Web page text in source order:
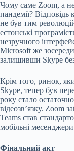
Чому саме Zoom, а
пандемії?
не був тим
естонські
незручного
Microsoft же
залишивши Skype
Крім того, ринок,
Skype, тепер був
року стало
відеозв’язку. Zoom
Teams став
мобільні
Фінальний акт